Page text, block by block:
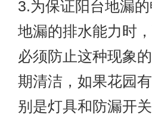
3.为保证阳台地漏
地漏的排水能力时
必须防止这种现象
期清洁，如果花园
别是灯具和防漏开